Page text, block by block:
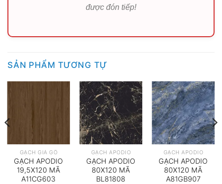
được đón tiếp!
SẢN PHẨM TƯƠNG TỰ
GẠCH GIẢ GỖ
GẠCH APODIO
19,5X120 MÃ
A11CG603
GẠCH APODIO
GẠCH APODIO
80X120 MÃ
BL81808
GẠCH APODIO
GẠCH APODIO
80X120 MÃ
A81GB907